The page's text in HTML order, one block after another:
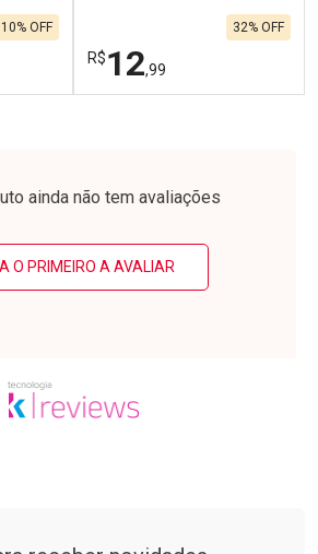
Comprar sem Desconto
Por R$ 125,99/cada
10% OFF
R$12,99
32% OFF
Laboratório
Por R$ 12,99/cada
Por Menos
ainda não tem avaliações
O PRIMEIRO A AVALIAR